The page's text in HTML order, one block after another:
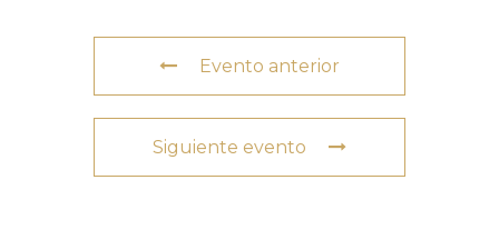
Evento anterior
Siguiente evento